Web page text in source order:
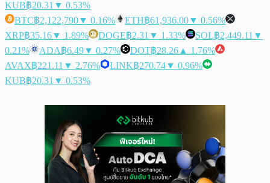
KUB฿20.31 ▼ 0.53%
BTC฿2,122,790▼ 0.16% ETH฿61,936.00▼ 0.56%
XRP฿35.16▼ 1.89% DOGE฿2.31 ▼ 1.33% SOL฿2,449.11 ▼
0.21%
ADA฿6.49▼ 0.27% DOT฿28.26 ▲ 1.76%
AVAX฿221.11 ▼ 2.76% LINK฿270.74▼ 0.96%
KUB฿20.31 ▼ 0.53%